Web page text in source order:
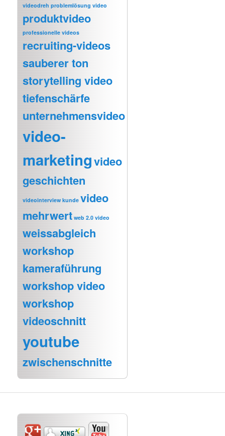
videodreh problemlösung video
produktvideo
professionelle videos
recruiting-videos
sauberer ton
storytelling video
tiefenschärfe
unternehmensvideo
video-
marketingvideo
geschichten
videointerview kunde video
mehrwert web 2.0 video
weissabgleich
workshop
kameraführung
workshop video
workshop
videoschnitt
youtube
zwischenschnitte